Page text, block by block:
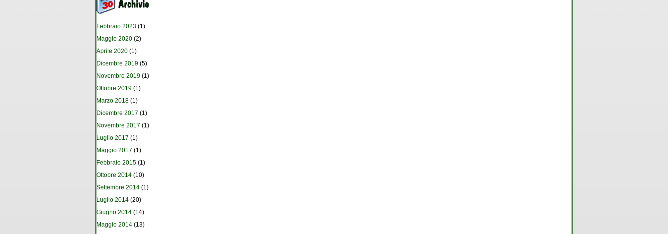
Febbraio 2023 (1)
Maggio 2020 (2)
Aprile 2020 (1)
Dicembre 2019 (5)
Novembre 2019 (1)
Ottobre 2019 (1)
Marzo 2018 (1)
Dicembre 2017 (1)
Novembre 2017 (1)
Luglio 2017 (1)
Maggio 2017 (1)
Febbraio 2015 (1)
Ottobre 2014 (10)
Settembre 2014 (1)
Luglio 2014 (20)
Giugno 2014 (14)
Maggio 2014 (13)